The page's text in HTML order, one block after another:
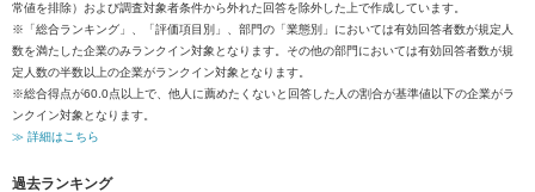
常値を排除）および調査対象者条件から外れた回答を除外した上で作成しています。
※「総合ランキング」、「評価項目別」、部門の「業態別」においては有効回答者数が規定人
数を満たした企業のみランクイン対象となります。その他の部門においては有効回答者数が規
定人数の半数以上の企業がランクイン対象となります。
※総合得点が60.0点以上で、他人に薦めたくないと回答した人の割合が基準値以下の企業がラ
ンクイン対象となります。
≫ 詳細はこちら
過去ランキング